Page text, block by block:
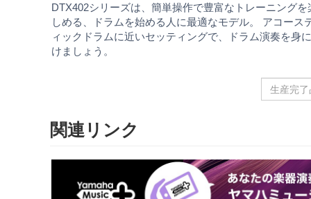
DTX402シリーズは、簡単操作で豊富なトレーニングを
しめる、ドラムを始める人に最適なモデル。 アコース
ィックドラムに近いセッティングで、ドラム演奏を身
けましょう。
産
名
を
入
関連リンク